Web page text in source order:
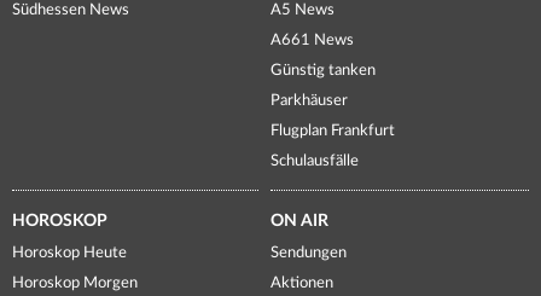
Südhessen News
A5 News
A661 News
Günstig tanken
Parkhäuser
Flugplan Frankfurt
Schulausfälle
HOROSKOP
Horoskop Heute
Horoskop Morgen
ON AIR
Sendungen
Aktionen